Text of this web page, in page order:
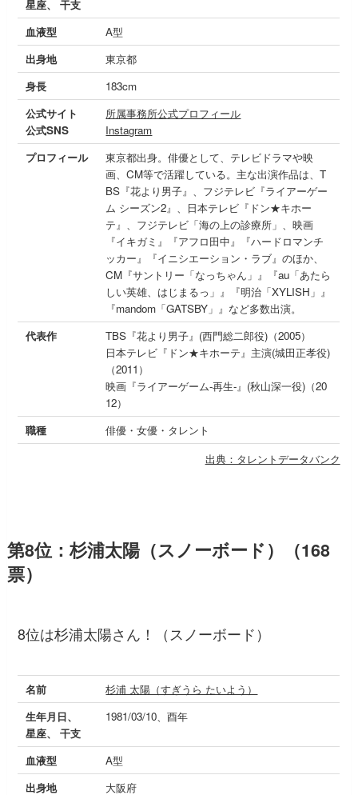
星座、 干支
血液型
A型
出身地
東京都
身長
183cm
公式サイト
公式SNS
所属事務所公式プロフィール
Instagram
プロフィール
東京都出身。俳優として、テレビドラマや映
画、CM等で活躍している。主な出演作品は、T
BS『花より男子』、フジテレビ『ライアーゲー
ム シーズン2』、日本テレビ『ドン★キホー
テ』、フジテレビ「海の上の診療所」、映画
『イキガミ』『アフロ田中』『ハードロマンチ
ッカー』『イニシエーション・ラブ』のほか、
CM『サントリー「なっちゃん」』『au「あたら
しい英雄、はじまるっ」』『明治「XYLISH」』
『mandom「GATSBY」』など多数出演。
代表作
TBS『花より男子』(西門総二郎役)（2005）
日本テレビ『ドン★キホーテ』主演(城田正孝役)
（2011）
映画『ライアーゲーム-再生-』(秋山深一役)（20
12）
職種
俳優・女優・タレント
出典：タレントデータバンク
第8位：杉浦太陽（スノーボード）（168
票）
8位は杉浦太陽さん！（スノーボード）
名前
杉浦 太陽（すぎうら たいよう）
生年月日、
星座、 干支
1981/03/10、酉年
血液型
A型
出身地
大阪府